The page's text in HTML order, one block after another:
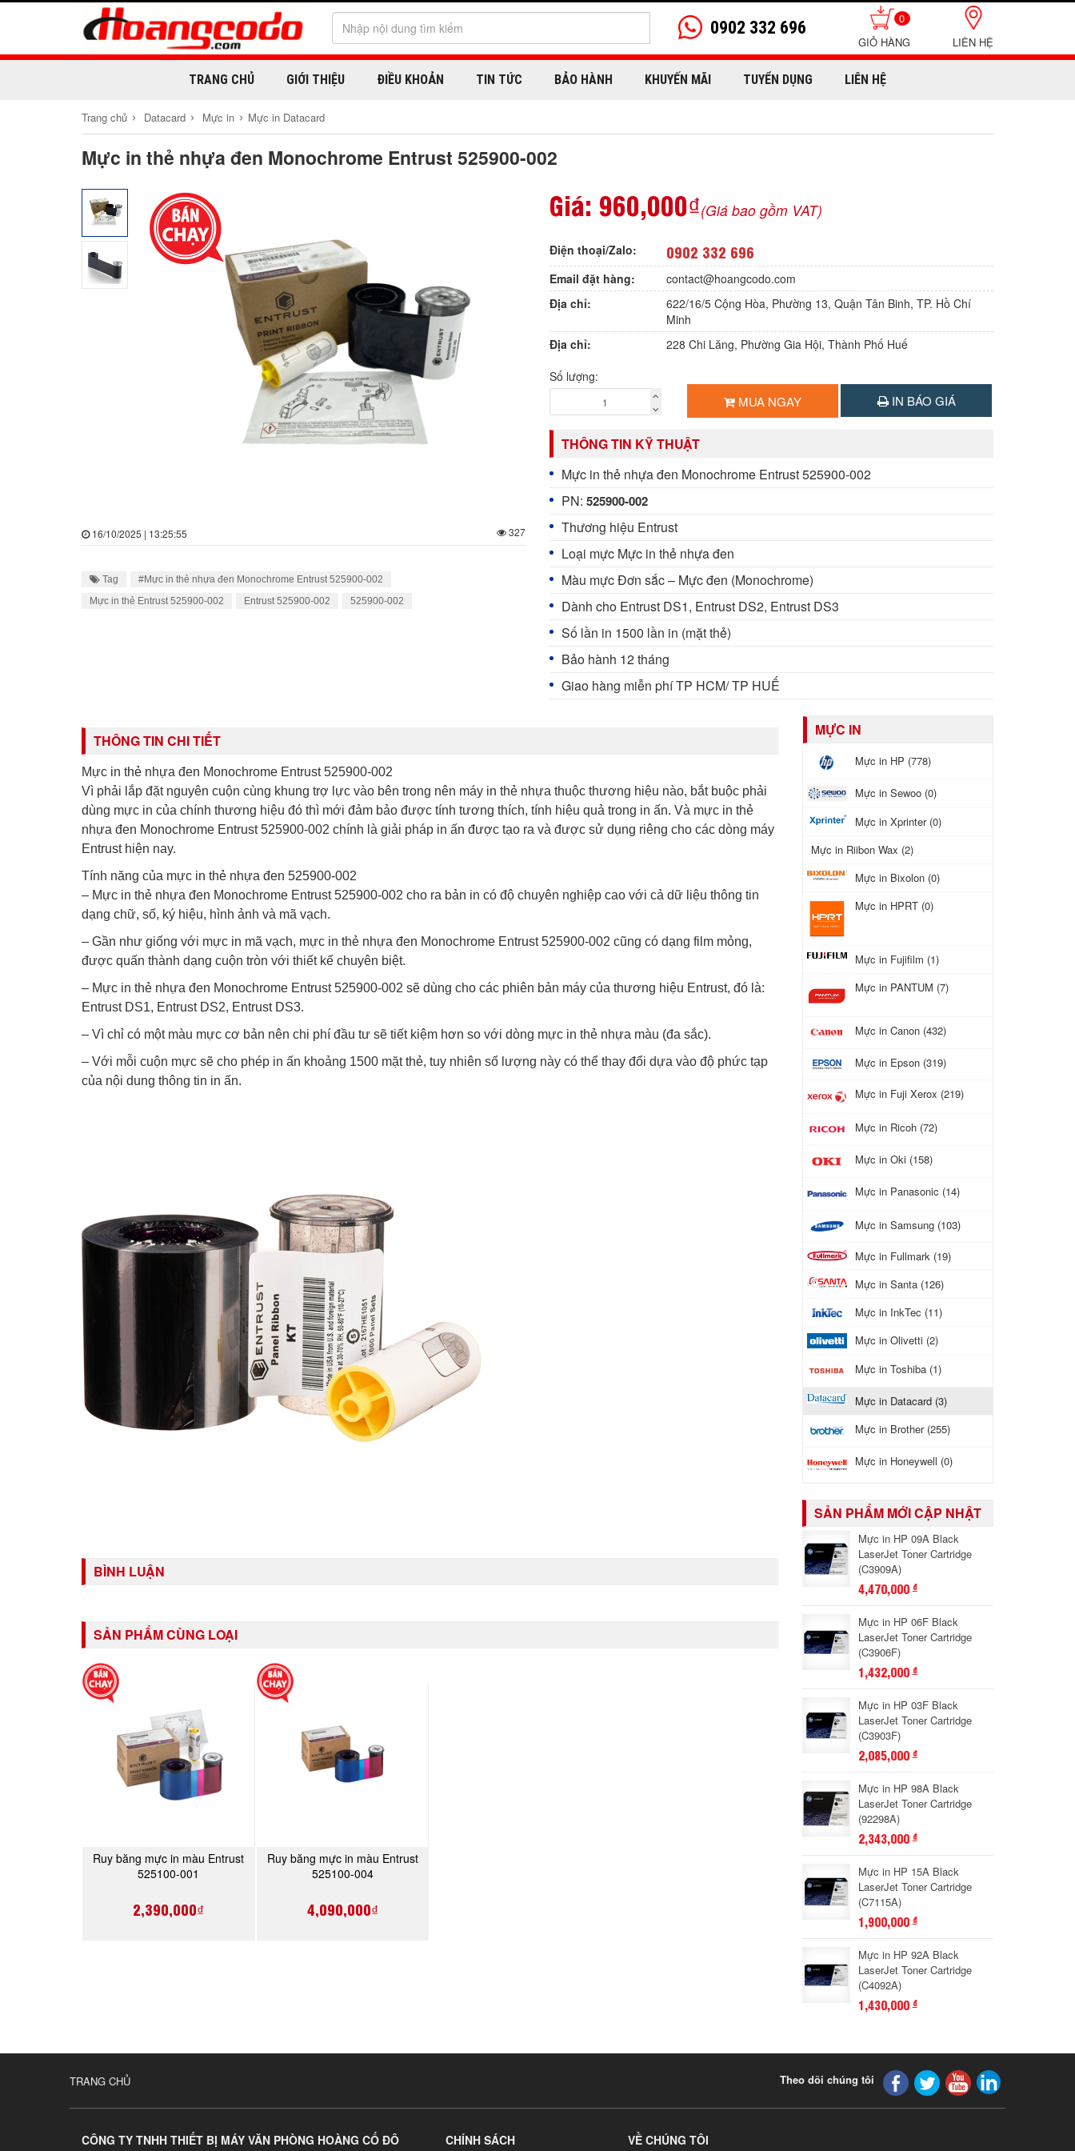
0
0902 332 696
LIÊN HỆ
TRANG CHỦ GIỚI THIỆU ĐIỀU KHOẢN TIN TỨC BẢO HÀNH KHUYẾN MÃI TUYỂN DỤNG LIÊN HỆ
Trang chủ › Datacard › Mực in › Mực in Datacard
Mực in thẻ nhựa đen Monochrome Entrust 525900-002
16/10/2025 | 13:25:55 327
Tag
#Mực in thẻ nhựa đen Monochrome Entrust 525900-002
Mực in thẻ Entrust 525900-002
Entrust 525900-002 525900-002
Giá: 960,000₫(Giá bao gồm VAT)
Điện thoại/Zalo: 0902 332 696
Email đặt hàng:
contact@hoangcodo.com
Địa chỉ:
622/16/5 Cộng Hòa, Phường 13, Quận Tân Binh, TP. Hồ Chí
Minh
Địa chỉ:
228 Chi Lăng, Phường Gia Hội, Thành Phố Huế
Số lượng:
MUA NGAY IN BÁO GIÁ
THÔNG TIN KỸ THUẬT
Mực in thẻ nhựa đen Monochrome Entrust 525900-002
PN: 525900-002
Thương hiệu Entrust
Loại mực Mực in thẻ nhựa đen
Màu mực Đơn sắc – Mực đen (Monochrome)
Dành cho Entrust DS1, Entrust DS2, Entrust DS3
Số lần in 1500 lần in (mặt thẻ)
Bảo hành 12 tháng
Giao hàng miễn phí TP HCM/ TP HUẾ
THÔNG TIN CHI TIẾT
Mực in thẻ nhựa đen Monochrome Entrust 525900-002
Vì phải lắp đặt nguyên cuộn cùng khung trợ lực vào bên trong nên máy in thẻ nhựa thuộc thương hiệu nào, bắt buộc phải
dùng mực in của chính thương hiệu đó thì mới đảm bảo được tính tương thích, tính hiệu quả trong in ấn. Và mực in thẻ
nhựa đen Monochrome Entrust 525900-002 chính là giải pháp in ấn được tạo ra và được sử dụng riêng cho các dòng máy
Entrust hiện nay.
Tính năng của mực in thẻ nhựa đen 525900-002
– Mực in thẻ nhựa đen Monochrome Entrust 525900-002 cho ra bản in có độ chuyên nghiệp cao với cả dữ liệu thông tin
dạng chữ, số, ký hiệu, hình ảnh và mã vạch.
– Gần như giống với mực in mã vạch, mực in thẻ nhựa đen Monochrome Entrust 525900-002 cũng có dạng film mỏng,
được quấn thành dạng cuộn tròn với thiết kế chuyên biệt.
– Mực in thẻ nhựa đen Monochrome Entrust 525900-002 sẽ dùng cho các phiên bản máy của thương hiệu Entrust, đó là:
Entrust DS1, Entrust DS2, Entrust DS3.
– Vì chỉ có một màu mực cơ bản nên chi phí đầu tư sẽ tiết kiệm hơn so với dòng mực in thẻ nhựa màu (đa sắc).
– Với mỗi cuộn mực sẽ cho phép in ấn khoảng 1500 mặt thẻ, tuy nhiên số lượng này có thể thay đổi dựa vào độ phức tạp
của nội dung thông tin in ấn.
BÌNH LUẬN
SẢN PHẨM CÙNG LOẠI
Ruy băng mực in màu Entrust
525100-001
2,390,000₫
MUA NGAY
Ruy băng mực in màu Entrust
525100-004
4,090,000₫
MUA NGAY
MỰC IN
Mực in HP (778)
Mực in Sewoo (0)
Mực in Xprinter (0)
Mực in Riibon Wax (2)
Mực in Bixolon (0)
Mực in HPRT (0)
Mực in Fujifilm (1)
Mực in PANTUM (7)
Mực in Canon (432)
Mực in Epson (319)
Mực in Fuji Xerox (219)
Mực in Ricoh (72)
Mực in Oki (158)
Mực in Panasonic (14)
Mực in Samsung (103)
Mực in Fullmark (19)
Mực in Santa (126)
Mực in InkTec (11)
Mực in Olivetti (2)
Mực in Toshiba (1)
Mực in Datacard (3)
Mực in Brother (255)
Mực in Honeywell (0)
SẢN PHẨM MỚI CẬP NHẬT
Mực in HP 09A Black
LaserJet Toner Cartridge
(C3909A)
4,470,000đ
Mực in HP 06F Black
LaserJet Toner Cartridge
(C3906F)
1,432,000đ
Mực in HP 03F Black
LaserJet Toner Cartridge
(C3903F)
2,085,000đ
Mực in HP 98A Black
LaserJet Toner Cartridge
(92298A)
2,343,000đ
Mực in HP 15A Black
LaserJet Toner Cartridge
(C7115A)
1,900,000đ
Mực in HP 92A Black
LaserJet Toner Cartridge
(C4092A)
1,430,000đ
TRANG CHỦ Theo dõi chúng tôi
CÔNG TY TNHH THIẾT BỊ MÁY VĂN PHÒNG HOÀNG CỐ ĐÔ CHÍNH SÁCH VỀ CHÚNG TÔI